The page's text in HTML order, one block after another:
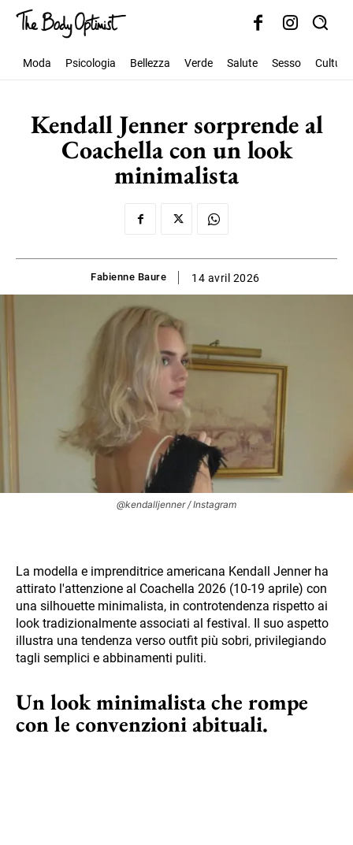
Moda Psicologia Bellezza Verde Salute Sesso Cultura
Kendall Jenner sorprende al
Coachella con un look
minimalista
Fabienne Baure 14 avril 2026
@kendalljenner / Instagram
La modella e imprenditrice americana Kendall Jenner ha
attirato l'attenzione al Coachella 2026 (10-19 aprile) con
una silhouette minimalista, in controtendenza rispetto ai
look tradizionalmente associati al festival. Il suo aspetto
illustra una tendenza verso outfit più sobri, privilegiando
tagli semplici e abbinamenti puliti.
Un look minimalista che rompe
con le convenzioni abituali.